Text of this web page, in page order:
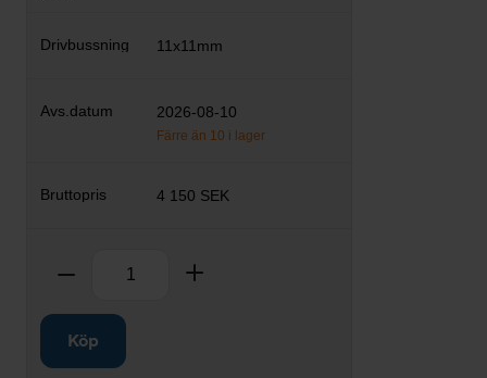
11x11mm
2026-08-10
Färre än 10 i lager
4 150 SEK
Ta bort
Köp